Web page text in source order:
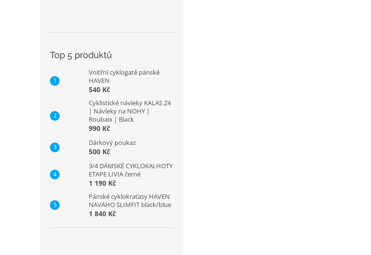
Top 5 produktů
Vnitřní cyklogatě pánské
HAVEN
540 Kč
Cyklistické návleky KALAS Z4
| Návleky na NOHY |
Roubaix | Black
990 Kč
Dárkový poukaz
500 Kč
3/4 DÁMSKÉ CYKLOKALHOTY
ETAPE LIVIA černé
1 190 Kč
Pánské cyklokraťasy HAVEN
NAVAHO SLIMFIT black/blue
1 840 Kč